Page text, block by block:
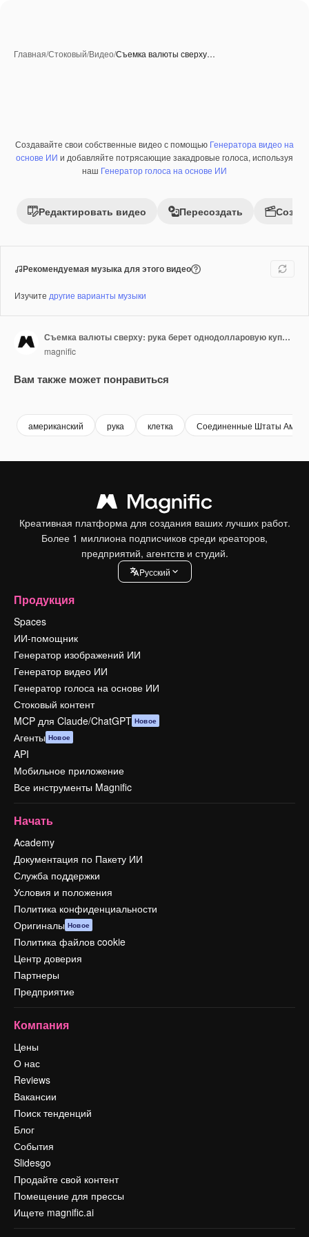
Главная/Стоковый/Видео/Съемка валюты сверху…
Создавайте свои собственные видео с помощью Генератора видео на
основе ИИ и добавляйте потрясающие закадровые голоса, используя
наш Генератор голоса на основе ИИ
Редактировать видео Пересоздать
Рекомендуемая музыка для этого видео
Изучите другие варианты музыки
Съемка валюты сверху: рука берет однодолларовую купюру США рядом с мобильным телефоном с хромакеем 1
magnific
Вам также может понравиться
американский рука клетка Соединенные Штаты
Креативная платформа для создания ваших лучших работ.
Более 1 миллиона подписчиков среди креаторов,
предприятий, агентств и студий.
Pусский
Продукция
Spaces
ИИ-помощник
Генератор изображений ИИ
Генератор видео ИИ
Генератор голоса на основе ИИ
Стоковый контент
MCP для Claude/ChatGPT Новое
Агенты Новое
API
Мобильное приложение
Все инструменты Magnific
Начать
Academy
Документация по Пакету ИИ
Служба поддержки
Условия и положения
Политика конфиденциальности
Оригиналы Новое
Политика файлов cookie
Центр доверия
Партнеры
Предприятие
Компания
Цены
О нас
Reviews
Вакансии
Поиск тенденций
Блог
События
Slidesgo
Продайте свой контент
Помещение для прессы
Ищете magnific.ai